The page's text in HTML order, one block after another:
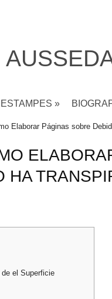
ESTAMPES »
Elaborar Páginas sobre
HA
el Superficie